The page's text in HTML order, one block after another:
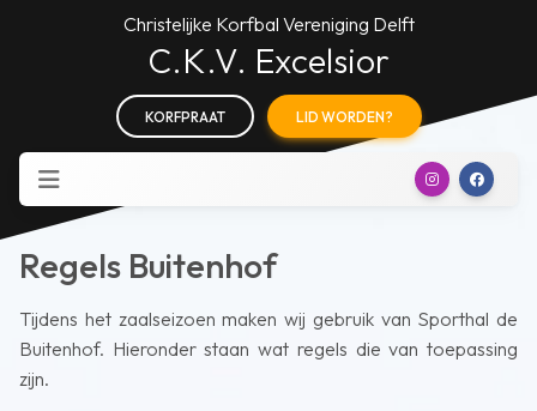
Christelijke Korfbal Vereniging Delft
C.K.V. Excelsior
KORFPRAAT LID WORDEN?
Regels Buitenhof
Tijdens het zaalseizoen maken wij gebruik van Sporthal de
Buitenhof. Hieronder staan wat regels die van toepassing
zijn.